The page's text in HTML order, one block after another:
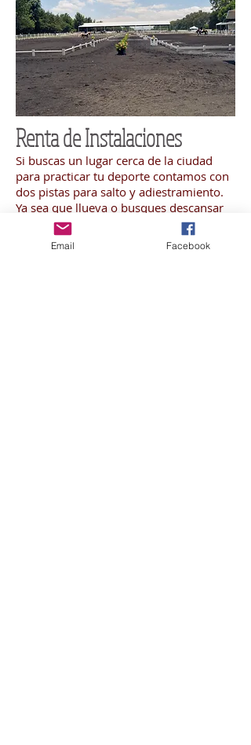
Renta de Instalaciones
Si buscas un lugar cerca de la ciudad
para practicar tu deporte contamos con
dos pistas para salto y adiestramiento.
Ya sea que llueva o busques descansar
del sol una de nuestras pistas es techada
para tu comodidad. Ven y conoce
nuestras instalaciones y jardines.
Email Facebook